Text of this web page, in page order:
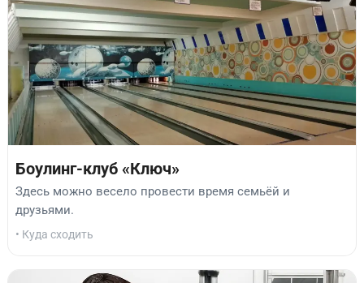
Боулинг-клуб «Ключ»
Здесь можно весело провести время семьёй и
друзьями.
• Куда сходить